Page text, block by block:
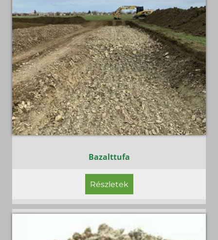
Bazalttufa
Részletek